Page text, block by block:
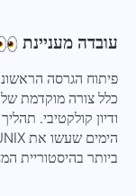
עובדה מעניינת
כלל צורה מוקדמת
ודיון קולקטיבי.
ביותר בהיסטוריית